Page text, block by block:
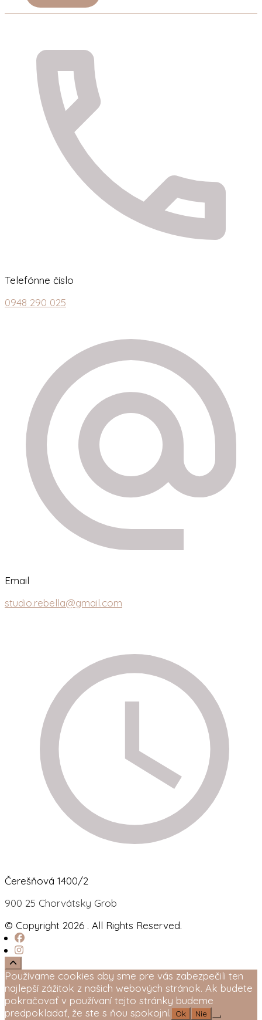
Telefónne číslo
0948 290 025
Email
studio.rebella@gmail.com
Čerešňová 1400/2
900 25 Chorvátsky Grob
© Copyright 2026 . All Rights Reserved.
Používame cookies aby sme pre vás zabezpečili ten
najlepší zážitok z našich webových stránok. Ak budete
pokračovať v používaní tejto stránky budeme
predpokladať, že ste s ňou spokojní.
Ok Nie